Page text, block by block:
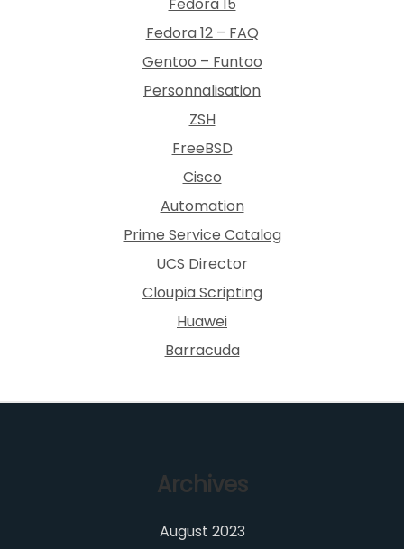
Fedora 12 – FAQ
Gentoo – Funtoo
Personnalisation
ZSH
FreeBSD
Cisco
Automation
Prime Service Catalog
UCS Director
Cloupia Scripting
Huawei
Barracuda
Archives
August 2023